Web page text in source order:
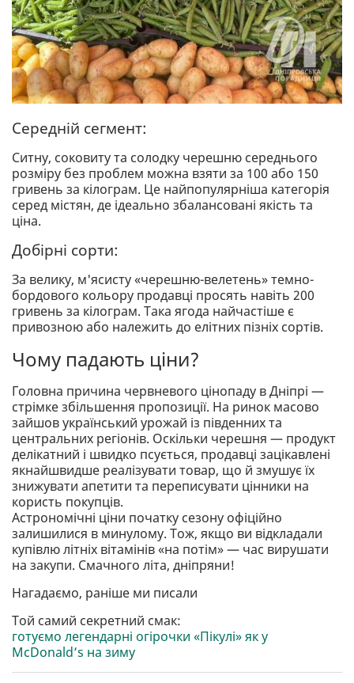
Середній сегмент:
Ситну, соковиту та солодку черешню середнього
розміру без проблем можна взяти за 100 або 150
гривень за кілограм. Це найпопулярніша категорія
серед містян, де ідеально збалансовані якість та
ціна.
Добірні сорти:
За велику, м'ясисту «черешню-велетень» темно-
бордового кольору продавці просять навіть 200
гривень за кілограм. Така ягода найчастіше є
привозною або належить до елітних пізніх сортів.
Чому падають ціни?
Головна причина червневого цінопаду в Дніпрі —
стрімке збільшення пропозиції. На ринок масово
зайшов український урожай із південних та
центральних регіонів. Оскільки черешня — продукт
делікатний і швидко псується, продавці зацікавлені
якнайшвидше реалізувати товар, що й змушує їх
знижувати апетити та переписувати цінники на
користь покупців.
Астрономічні ціни початку сезону офіційно
залишилися в минулому. Тож, якщо ви відкладали
купівлю літніх вітамінів «на потім» — час вирушати
на закупи. Смачного літа, дніпряни!
Нагадаємо, раніше ми писали
Той самий секретний смак:
готуємо легендарні огірочки «Пікулі» як у
McDonald’s на зиму